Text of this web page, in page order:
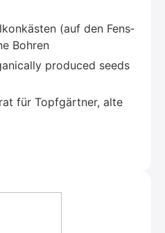
(auf den Fens­
Boh­ren
pro­du­ced seeds
für Topf­gärt­ner, alte